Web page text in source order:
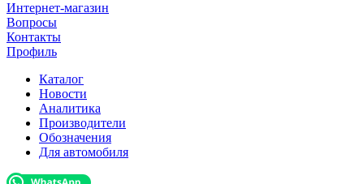
Интернет-магазин
Вопросы
Контакты
Профиль
Каталог
Новости
Аналитика
Производители
Обозначения
Для автомобиля